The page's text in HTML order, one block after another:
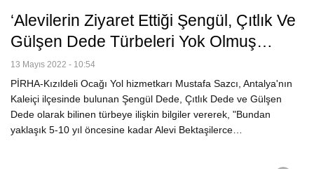
‘Alevilerin Ziyaret Ettiği Şengül, Çıtlık Ve
Gülşen Dede Türbeleri Yok Olmuş…
13 Mayıs 2022 - 10:54
PİRHA-Kızıldeli Ocağı Yol hizmetkarı Mustafa Sazcı, Antalya'nın
Kaleiçi ilçesinde bulunan Şengül Dede, Çıtlık Dede ve Gülşen
Dede olarak bilinen türbeye ilişkin bilgiler vererek, "Bundan
yaklaşık 5-10 yıl öncesine kadar Alevi Bektaşilerce…